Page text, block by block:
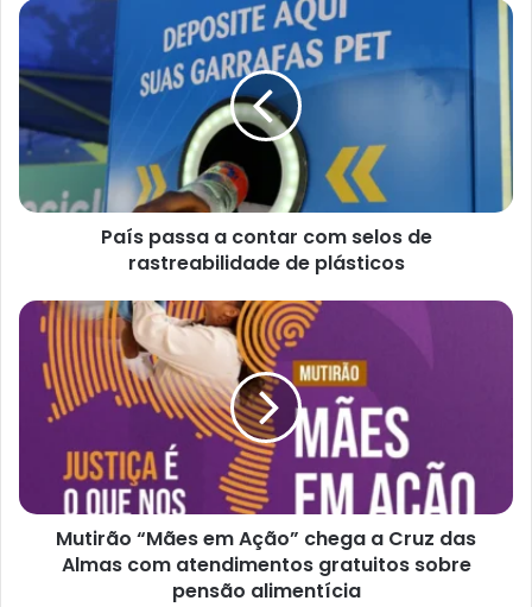
País
passa
contar
selos
de
rastreabilidade
de
País passa a contar com selos de
rastreabilidade de plásticos
Mutirão
“Mães
Ação”
chega
Almas
atendimentos
Mutirão “Mães em Ação” chega a Cruz das
Almas com atendimentos gratuitos sobre
pensão alimentícia